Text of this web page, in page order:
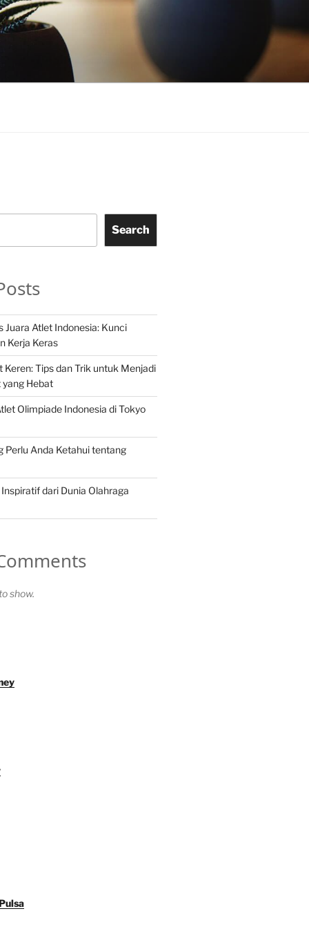
Search
Juara Atlet Indonesia: Kunci
Kerja Keras
Keren: Tips dan Trik untuk Menjadi
Hebat
Olimpiade Indonesia di Tokyo
Perlu Anda Ketahui tentang
dari Dunia Olahraga
show.